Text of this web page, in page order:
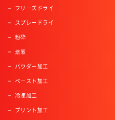
フリーズドライ
スプレードライ
粉砕
焙煎
パウダー加工
ペースト加工
冷凍加工
プリント加工